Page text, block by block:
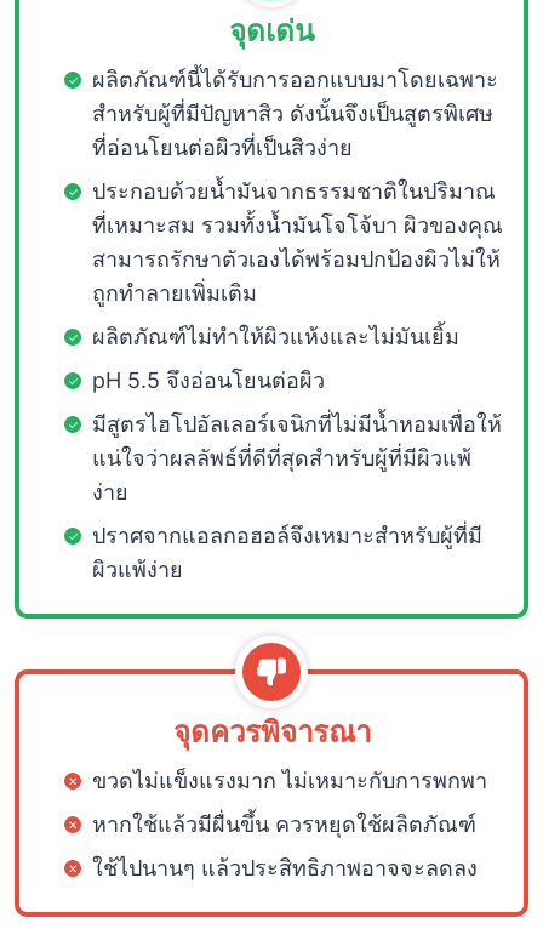
จุดเด่น
ผลิตภัณฑ์นี้ได้รับการออกแบบมาโดยเฉพาะ
สำหรับผู้ที่มีปัญหาสิว ดังนั้นจึงเป็นสูตรพิเศษ
ที่อ่อนโยนต่อผิวที่เป็นสิวง่าย
ประกอบด้วยน้ำมันจากธรรมชาติในปริมาณ
ที่เหมาะสม รวมทั้งน้ำมันโจโจ้บา ผิวของคุณ
สามารถรักษาตัวเองได้พร้อมปกป้องผิวไม่ให้
ถูกทำลายเพิ่มเติม
ผลิตภัณฑ์ไม่ทำให้ผิวแห้งและไม่มันเยิ้ม
pH 5.5 จึงอ่อนโยนต่อผิว
มีสูตรไฮโปอัลเลอร์เจนิกที่ไม่มีน้ำหอมเพื่อให้
แน่ใจว่าผลลัพธ์ที่ดีที่สุดสำหรับผู้ที่มีผิวแพ้
ง่าย
ปราศจากแอลกอฮอล์จึงเหมาะสำหรับผู้ที่มี
ผิวแพ้ง่าย
จุดควรพิจารณา
ขวดไม่แข็งแรงมาก ไม่เหมาะกับการพกพา
หากใช้แล้วมีผื่นขึ้น ควรหยุดใช้ผลิตภัณฑ์
ใช้ไปนานๆ แล้วประสิทธิภาพอาจจะลดลง